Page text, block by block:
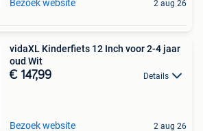
Bezoek website 2 aug 26
vidaXL Kinderfiets 12 Inch voor 2-4 jaar
oud Wit
€ 147,99 Details
Bezoek website 2 aug 26